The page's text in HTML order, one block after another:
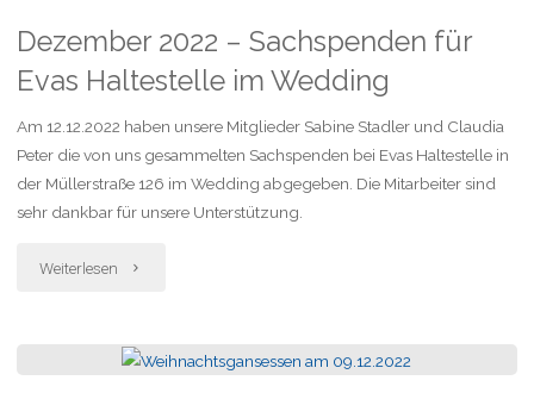
Weihnachtsgeschenke
für
das
Kindergesundheitshaus
e.V."
Dezember 2022 – Sachspenden für
Evas Haltestelle im Wedding
Am 12.12.2022 haben unsere Mitglieder Sabine Stadler und Claudia
Peter die von uns gesammelten Sachspenden bei Evas Haltestelle in
der Müllerstraße 126 im Wedding abgegeben. Die Mitarbeiter sind
sehr dankbar für unsere Unterstützung.
Weiterlesen "Dezember
–